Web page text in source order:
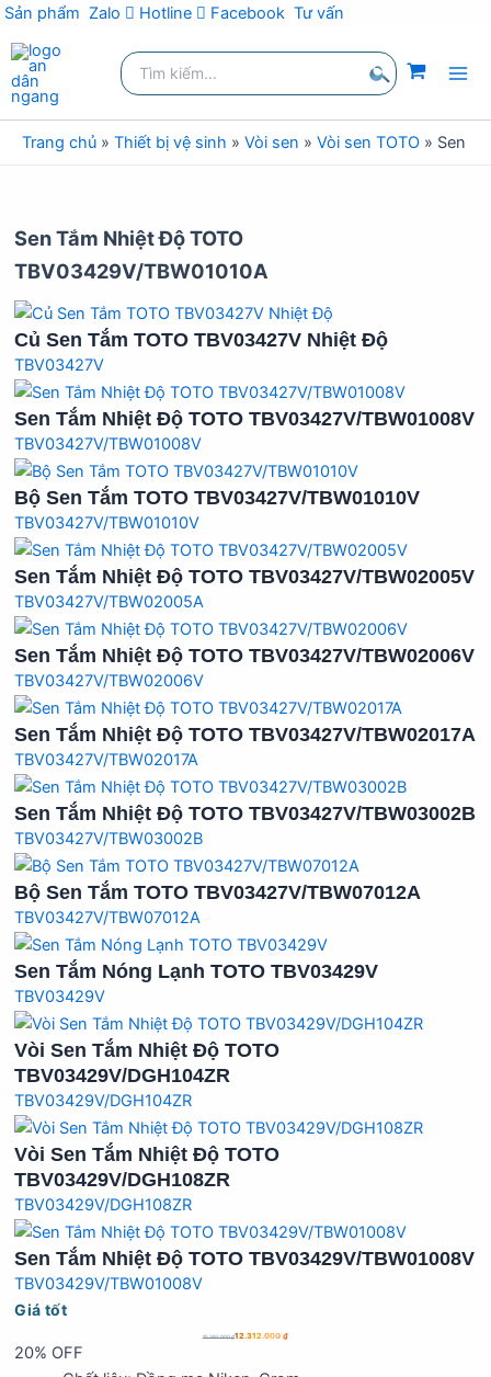
Sản phẩm Zalo Hotline Facebook Tư vấn
Nhảy
tới
nội
dung
Tìm
kiếm:
kiếm
Trang chủ » Thiết bị vệ sinh » Vòi sen » Vòi sen TOTO » Sen
Sen Tắm Nhiệt Độ TOTO
TBV03429V/TBW01010A
Củ Sen Tắm TOTO TBV03427V Nhiệt Độ
TBV03427V
Sen Tắm Nhiệt Độ TOTO TBV03427V/TBW01008V
TBV03427V/TBW01008V
Bộ Sen Tắm TOTO TBV03427V/TBW01010V
TBV03427V/TBW01010V
Sen Tắm Nhiệt Độ TOTO TBV03427V/TBW02005V
TBV03427V/TBW02005A
Sen Tắm Nhiệt Độ TOTO TBV03427V/TBW02006V
TBV03427V/TBW02006V
Sen Tắm Nhiệt Độ TOTO TBV03427V/TBW02017A
TBV03427V/TBW02017A
Sen Tắm Nhiệt Độ TOTO TBV03427V/TBW03002B
TBV03427V/TBW03002B
Bộ Sen Tắm TOTO TBV03427V/TBW07012A
TBV03427V/TBW07012A
Sen Tắm Nóng Lạnh TOTO TBV03429V
TBV03429V
Vòi Sen Tắm Nhiệt Độ TOTO
TBV03429V/DGH104ZR
TBV03429V/DGH104ZR
Vòi Sen Tắm Nhiệt Độ TOTO
TBV03429V/DGH108ZR
TBV03429V/DGH108ZR
Sen Tắm Nhiệt Độ TOTO TBV03429V/TBW01008V
TBV03429V/TBW01008V
Giá tốt
15.385.000 ₫12.312.000₫
20% OFF